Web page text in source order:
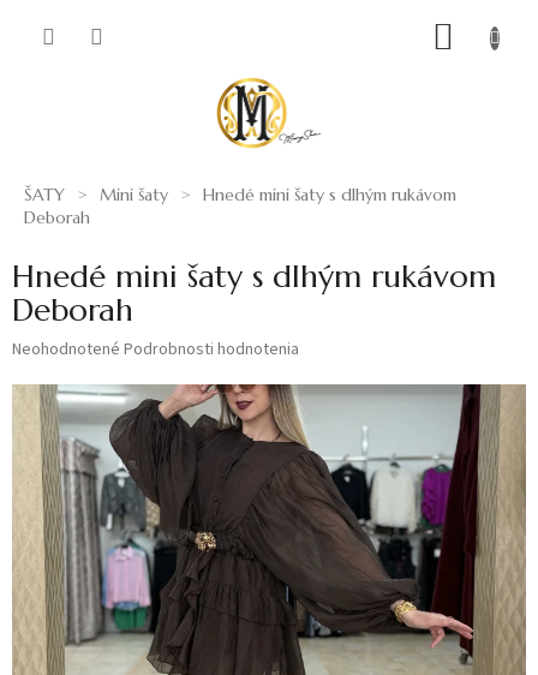
ŠATY Mini šaty
Hnedé mini šaty s dlhým rukávom
Deborah
Hnedé mini šaty s dlhým rukávom
Deborah
Priemerné
produktu
0,0
z
hviezdičiek.
Neohodnotené Podrobnosti hodnotenia